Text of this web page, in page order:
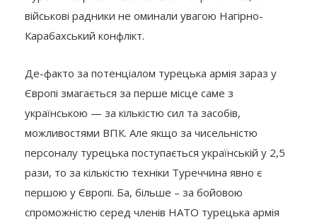
військові радники не оминали увагою Нагірно-
Карабахський конфлікт.
Де-факто за потенціалом турецька армія зараз у
Європі змагається за перше місце саме з
українською — за кількістю сил та засобів,
можливостями ВПК. Але якщо за чисельністю
персоналу турецька поступається українській у 2,5
рази, то за кількістю техніки Туреччина явно є
першою у Європі. Ба, більше – за бойовою
спроможністю серед членів НАТО турецька армія